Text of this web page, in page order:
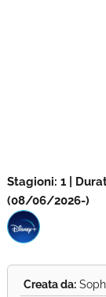
Stagioni: 1 |
(08/06/2026-)
Creata da: